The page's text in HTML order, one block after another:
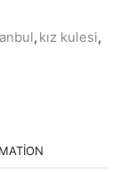
, kız kulesi,